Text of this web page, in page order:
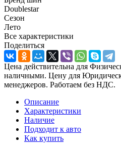
Doublestar
Сезон
Лето
Все характеристики
Поделиться
Цена действительна для
наличными. Цену для
менеджеров. Работаем без НДС.
Описание
Характеристики
Наличие
Подходит к авто
Как купить